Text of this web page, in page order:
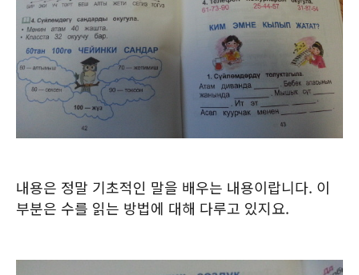
내용은 정말 기초적인 말을 배우는 내용이랍니다. 이
부분은 수를 읽는 방법에 대해 다루고 있지요.